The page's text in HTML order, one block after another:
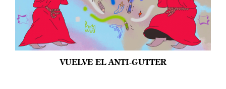
VUELVE EL ANTI-GUTTER